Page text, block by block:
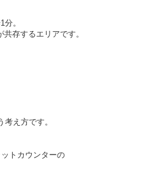
。
存するエリアです。
え方です。
トカウンターの